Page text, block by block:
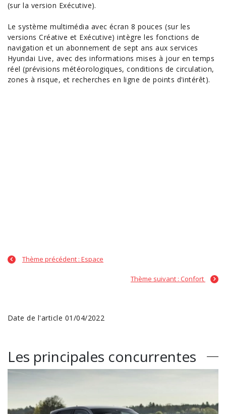
(sur la version Exécutive).
Le système multimédia avec écran 8 pouces (sur les
versions Créative et Exécutive) intègre les fonctions de
navigation et un abonnement de sept ans aux services
Hyundai Live, avec des informations mises à jour en temps
réel (prévisions météorologiques, conditions de circulation,
zones à risque, et recherches en ligne de points d'intérêt).
Thème précédent : Espace
Thème suivant : Confort
Date de l'article 01/04/2022
Les principales concurrentes